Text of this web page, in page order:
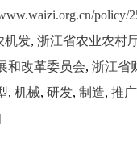
policy/
机发,浙江省农业农村
和改革委员会,浙江省
,机械,研发,制造,推广